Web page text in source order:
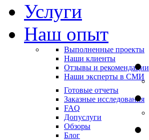
Услуги
Наш опыт
Выполненные проекты
Наши клиенты
Отзывы и рекомендации
Наши эксперты в СМИ
Готовые отчеты
Заказные исследования
FAQ
Допуслуги
Обзоры
Блог